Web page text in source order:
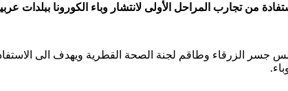
من تجارب المراحل الأولى لانتشار وباء الكورونا ببلدات
الزرقاء وطاقم لجنة الصحة القطرية ويهدف الى